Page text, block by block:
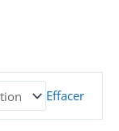
Effacer